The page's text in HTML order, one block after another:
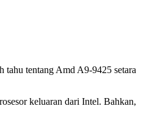
tahu tentang Amd A9-9425 setara
keluaran dari Intel. Bahkan,